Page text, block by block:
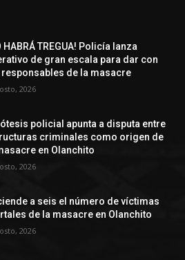
HABRÁ TREGUA! Policía lanza
de gran escala para dar con
responsables de la masacre
2026
policial apunta a disputa entre
criminales como origen de
en Olanchito
2026
a seis el número de víctimas
de la masacre en Olanchito
2026